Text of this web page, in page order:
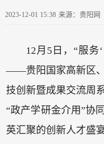
2023-12-01 15:38 来源：贵阳网
12月5日，“服务
——贵阳国家高新区
技创新暨成果交流周
“政产学研金介用”协
英汇聚的创新人才盛